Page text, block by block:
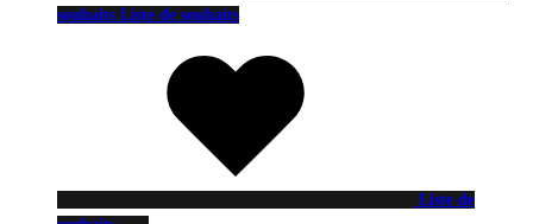
souhaits Liste de souhaits
Liste de